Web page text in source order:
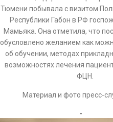
Тюмени побывала с визитом
Республики Габон в РФ
Мамьяка. Она отметила, что
обусловлено желанием как
об обучении, методах
возможностях лечения
ФЦН.
Материал и фото пресс-